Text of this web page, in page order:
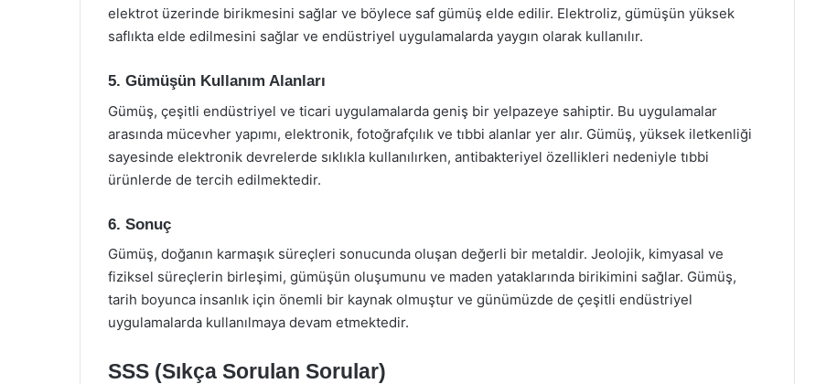
elektrot üzerinde birikmesini sağlar ve böylece saf gümüş elde edilir. Elektroliz, gümüşün yüksek
saflıkta elde edilmesini sağlar ve endüstriyel uygulamalarda yaygın olarak kullanılır.
5. Gümüşün Kullanım Alanları
Gümüş, çeşitli endüstriyel ve ticari uygulamalarda geniş bir yelpazeye sahiptir. Bu uygulamalar
arasında mücevher yapımı, elektronik, fotoğrafçılık ve tıbbi alanlar yer alır. Gümüş, yüksek iletkenliği
sayesinde elektronik devrelerde sıklıkla kullanılırken, antibakteriyel özellikleri nedeniyle tıbbi
ürünlerde de tercih edilmektedir.
6. Sonuç
Gümüş, doğanın karmaşık süreçleri sonucunda oluşan değerli bir metaldir. Jeolojik, kimyasal ve
fiziksel süreçlerin birleşimi, gümüşün oluşumunu ve maden yataklarında birikimini sağlar. Gümüş,
tarih boyunca insanlık için önemli bir kaynak olmuştur ve günümüzde de çeşitli endüstriyel
uygulamalarda kullanılmaya devam etmektedir.
SSS (Sıkça Sorulan Sorular)